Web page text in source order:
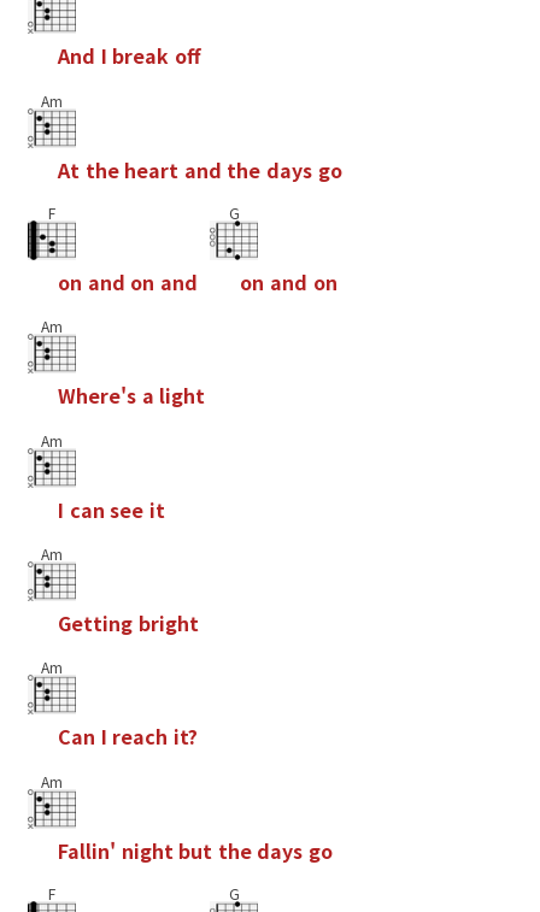
And I break of
Am
At the heart and the days go
F
on and on and
G
on and on
Am
Where's a light
Am
I can see it
Am
Getting bright
Am
Can I reach it?
Am
Fallin' night but the days go
F G